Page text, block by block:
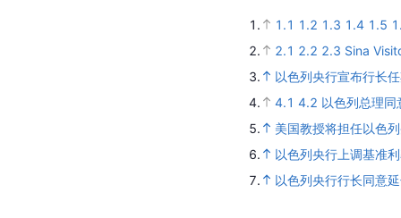
1. 1.1 1.2 1.3 1.4 1.5
2.
2.1 2.2 2.3 Sina
3.
以色列央行宣布行长
4.
4.1 4.2 以色列总理
5.
美国教授将担任以色
6.
以色列央行上调基准
7.
以色列央行行长同意